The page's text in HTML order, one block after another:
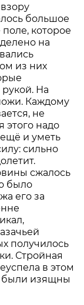
большое
которое
на
из них
На
Каждому
не
этого надо
и уметь
сильно
сжалось
было
его за
получилось
Стройная
в этом
были изящны